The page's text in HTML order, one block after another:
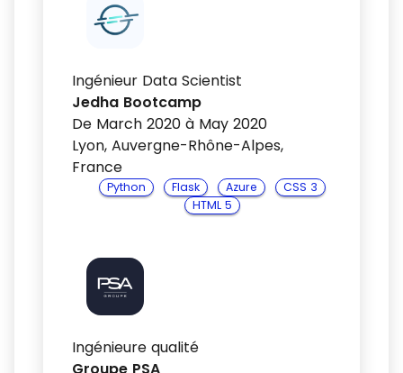
Ingénieur Data Scientist
Jedha Bootcamp
De March 2020 à May 2020
Lyon, Auvergne-Rhône-Alpes,
France
Python Flask Azure
CSS 3
HTML 5
Ingénieure qualité